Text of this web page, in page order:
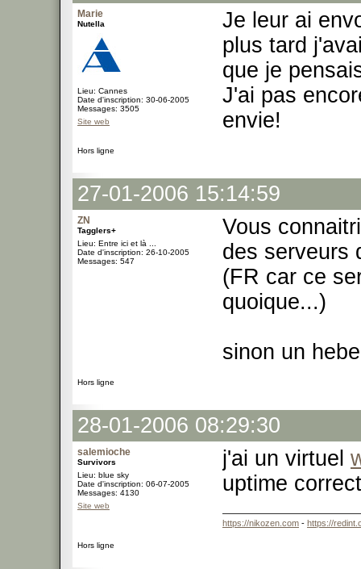
Marie
Nutella
Lieu: Cannes
Date d'inscription: 30-06-2005
Messages: 3505
Site web
Je leur ai
plus tard
que je
J'ai pas
envie!
Hors ligne
27-01-2006 15:14:59
ZN
Tagglers+
Lieu: Entre ici et là ...
Date d'inscription: 26-10-2005
Messages: 547
Vous
des serveurs
(FR car ce
quoique...)
sinon un
Hors ligne
28-01-2006 08:29:30
salemioche
Survivors
Lieu: blue sky
Date d'inscription: 06-07-2005
Messages: 4130
Site web
j'ai un virtuel
uptime
https://nikozen.com - https://
Hors ligne